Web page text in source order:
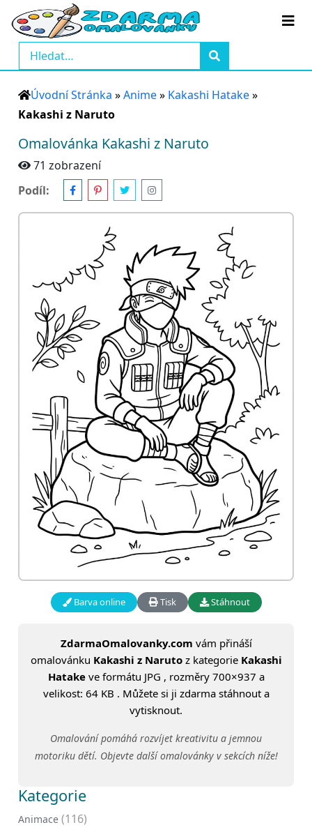
Úvodní Stránka »Anime» Kakashi Hatake»
Kakashi z Naruto
Omalovánka Kakashi z Naruto
71 zobrazení
Podíl:
Barva online Tisk Stáhnout
ZdarmaOmalovanky.com vám přináší
omalovánku Kakashi z Narutoz kategorie Kakashi
Hatakeve formátu JPG , rozměry 700×937 a
velikost: 64 KB . Můžete si ji zdarma stáhnout a
vytisknout.
Omalování pomáhá rozvíjet kreativitu a jemnou
motoriku dětí. Objevte další omalovánky v sekcích níže!
Kategorie
Animace (116)